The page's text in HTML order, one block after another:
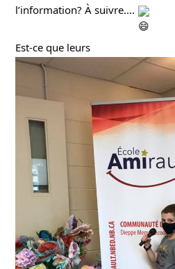
l’information? À suivre....
Est-ce que leurs